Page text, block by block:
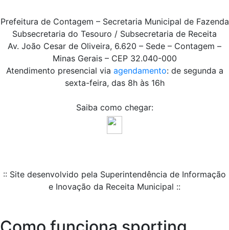
Prefeitura de Contagem – Secretaria Municipal de Fazenda
Subsecretaria do Tesouro / Subsecretaria de Receita
Av. João Cesar de Oliveira, 6.620 – Sede – Contagem –
Minas Gerais – CEP 32.040-000
Atendimento presencial via agendamento: de segunda a
sexta-feira, das 8h às 16h
Saiba como chegar:
:: Site desenvolvido pela Superintendência de Informação
e Inovação da Receita Municipal ::